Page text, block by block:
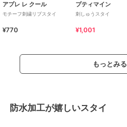
アプレ レ クール
モチーフ刺繍リブスタイ
¥770
プティマイン
刺しゅうスタイ
¥1,001
もっとみる
防水加工が嬉しいスタイ